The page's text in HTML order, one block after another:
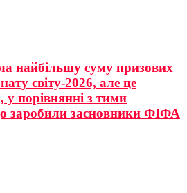
найбільшу суму призових
світу-2026, але це
у порівнянні з тими
заробили засновники ФІФА